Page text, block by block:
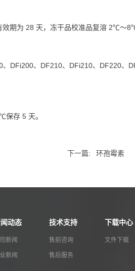
期为 28 天，冻干品校准品复溶 2℃～
DFi200、DF210、DFi210、DF220
保存 5 天。
下一篇: 环孢霉素
动态
新闻
新闻
技术支持
售前咨询
售后服务
下载中心
文件下载